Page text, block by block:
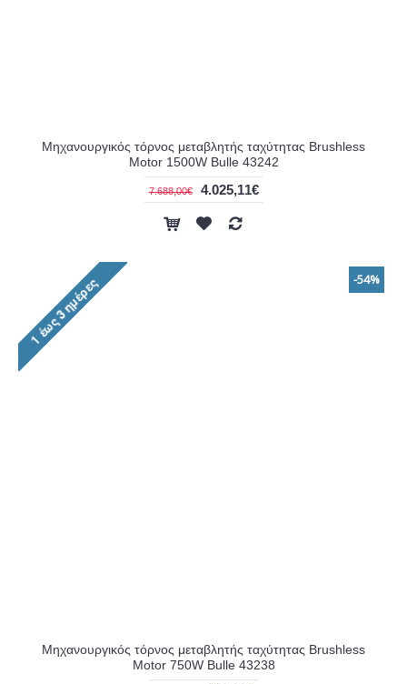
Μηχανουργικός τόρνος μεταβλητής ταχύτητας Brushless
Motor 1500W Bulle 43242
7.688,00€ 4.025,11€
-54%
Μηχανουργικός τόρνος μεταβλητής ταχύτητας Brushless
Motor 750W Bulle 43238